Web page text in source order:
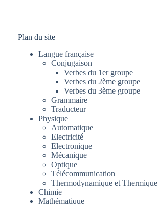
Plan du site
Langue française
Conjugaison
Verbes du 1er groupe
Verbes du 2ème groupe
Verbes du 3ème groupe
Grammaire
Traducteur
Physique
Automatique
Electricité
Electronique
Mécanique
Optique
Télécommunication
Thermodynamique et Thermique
Chimie
Mathématique